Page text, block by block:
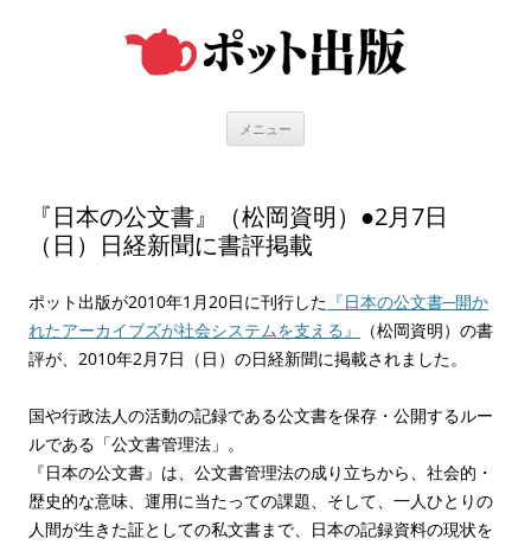
メニュー
『日本の公文書』（松岡資明）●2月7日
（日）日経新聞に書評掲載
ポット出版が2010年1月20日に刊行した 『日本の公文書─開か
れたアーカイブズが社会システムを支える』
（松岡資明）の書
評が、2010年2月7日（日）の日経新聞に掲載されました。
国や行政法人の活動の記録である公文書を保存・公開するルー
ルである「公文書管理法」。
『日本の公文書』は、公文書管理法の成り立ちから、社会的・
歴史的な意味、運用に当たっての課題、そして、一人ひとりの
人間が生きた証としての私文書まで、日本の記録資料の現状を